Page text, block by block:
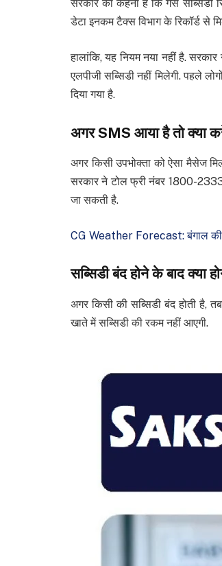
सरकार का कहना है कि गैस सब्सिडी
डेटा इनकम टैक्स विभाग के रिकॉर्ड से
हालांकि, यह नियम नया नहीं है.
एलपीजी सब्सिडी नहीं मिलेगी. पहले
दिया गया है.
अगर SMS आया है तो क्या
अगर किसी उपभोक्ता को ऐसा मैसेज
सरकार ने टोल फ्री नंबर 1800-
जा सकती है.
CG Weather Forecast: बंगाल की
सब्सिडी बंद होने के बाद क्या
अगर किसी की सब्सिडी बंद होती है,
खाते में सब्सिडी की रकम नहीं आएगी.